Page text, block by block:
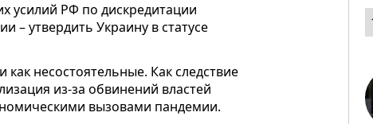
усилий РФ по дискредитации
– утвердить Украину в статусе
как несостоятельные. Как следствие
из-за обвинений властей
вызовами пандемии.